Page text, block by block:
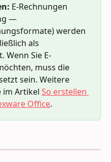
E-Rechnungen
—
werden
als
Wenn Sie E-
muss die
sein. Weitere
im Artikel So erstellen
Office.